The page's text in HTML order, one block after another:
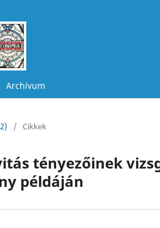
Archívum
/ Cikkek
tényezőinek
példáján